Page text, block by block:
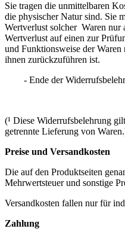
Sie tragen die unmittelbaren
die physischer Natur sind. Sie
Wertverlust solcher Waren nur
Wertverlust auf einen zur
und Funktionsweise der
ihnen zurückzuführen ist.
- Ende der
(¹ Diese Widerrufsbelehrung
getrennte Lieferung von
Preise und Versandkosten
Die auf den Produktseiten
Mehrwertsteuer und sonstige
Versandkosten fallen nur für
Zahlung